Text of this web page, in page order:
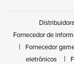
Fornecedor de
Fornecedor
eletrônicos